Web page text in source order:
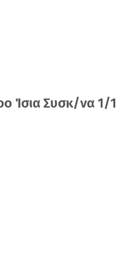
Ίσια Συσκ/να 1/1